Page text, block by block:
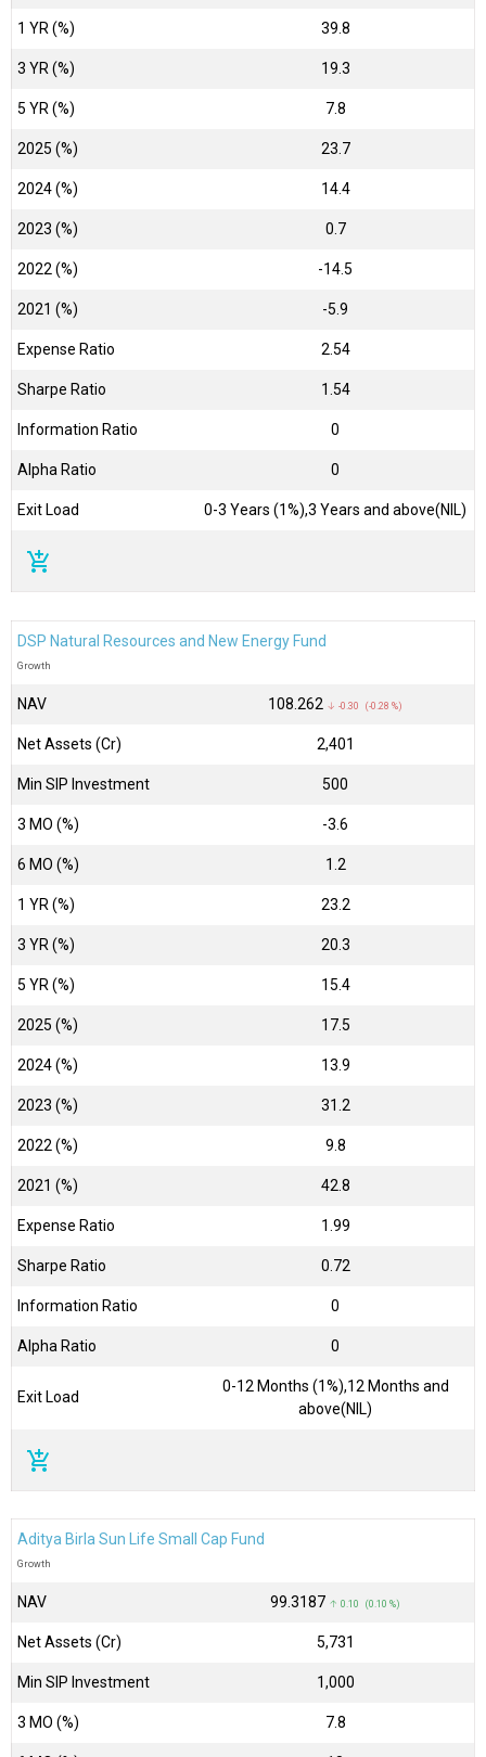
1 YR (%) 39.8
3 YR (%) 19.3
5 YR (%) 7.8
2025 (%) 23.7
2024 (%) 14.4
2023 (%) 0.7
2022 (%) -14.5
2021 (%) -5.9
Expense Ratio 2.54
Sharpe Ratio 1.54
Information Ratio 0
Alpha Ratio 0
Exit Load 0-3 Years (1%),3 Years and above(NIL)
add_shopping_cart
DSP Natural Resources and New Energy Fund
Growth
NAV ₹108.262 ↓ -0.30 (-0.28 %)
Net Assets (Cr) ₹2,401
Min SIP Investment 500
3 MO (%) -3.6
6 MO (%) 1.2
1 YR (%) 23.2
3 YR (%) 20.3
5 YR (%) 15.4
2025 (%) 17.5
2024 (%) 13.9
2023 (%) 31.2
2022 (%) 9.8
2021 (%) 42.8
Expense Ratio 1.99
Sharpe Ratio 0.72
Information Ratio 0
Alpha Ratio 0
Exit Load
0-12 Months (1%),12 Months and
above(NIL)
add_shopping_cart
Aditya Birla Sun Life Small Cap Fund
Growth
NAV ₹99.3187 ↑ 0.10 (0.10 %)
Net Assets (Cr) ₹5,731
Min SIP Investment 1,000
3 MO (%) 7.8